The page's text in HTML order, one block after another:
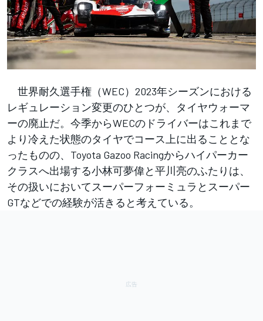
世界耐久選手権（WEC）2023年シーズンにおける
レギュレーション変更のひとつが、タイヤウォーマ
ーの廃止だ。今季からWECのドライバーはこれまで
より冷えた状態のタイヤでコース上に出ることとな
ったものの、Toyota Gazoo Racingからハイパーカー
クラスへ出場する小林可夢偉と平川亮のふたりは、
その扱いにおいてスーパーフォーミュラとスーパー
GTなどでの経験が活きると考えている。